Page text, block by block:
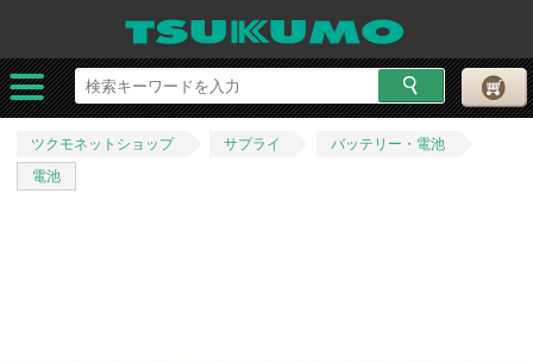
ツクモネットショップ サプライ
バッテリー・電池
電池